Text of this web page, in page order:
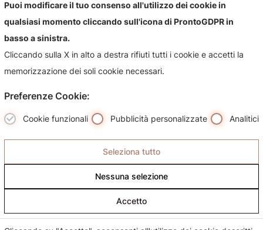
suoi prodotti, sarà nostra premura risponderti più
celermente possibile.
Puoi modificare il tuo consenso all'utilizzo dei cookie in
qualsiasi momento cliccando sull'icona di ProntoGDPR in
basso a sinistra.
Cliccando sulla X in alto a destra rifiuti tutti i cookie e accetti la
memorizzazione dei soli cookie necessari.
Preferenze Cookie:
Cookie funzionali Pubblicità personalizzate Analitici
Seleziona tutto
Nessuna selezione
Accetto